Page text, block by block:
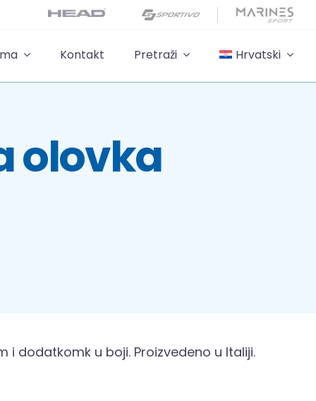
Kontakt Pretraži Hrvatski
olovka
i dodatkomk u boji. Proizvedeno u Italiji.